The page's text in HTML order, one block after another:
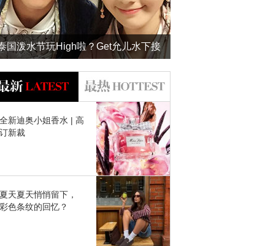
国泼水节玩High啦？Get允儿水下接
吻的防水妆才是正经事！
全新迪奥小姐香水 | 高
订新裁
夏天夏天悄悄留下，
彩色条纹的回忆？